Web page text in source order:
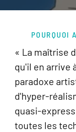
POURQUOI
« La maîtrise
qu'il en arrive
paradoxe
d'hyper-
quasi-
toutes les